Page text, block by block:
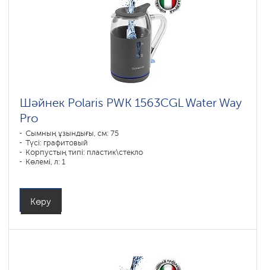
Шәйнек Polaris PWK 1563CGL Water Way
Pro
Сымның ұзындығы, см: 75
Түсі: графитовый
Корпустың типі: пластик\стекло
Көлемі, л: 1
Көру